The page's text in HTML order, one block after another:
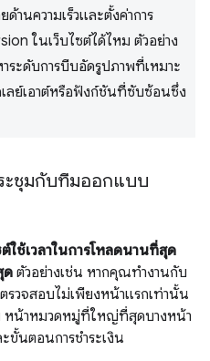
ด้านความเร็วและตั้งค่าการ
ในเว็บไซต์ได้ไหม ตัวอย่าง
ระดับการบีบอัดรูปภาพที่เหมาะ
ลย์เอาต์หรือฟังก์ชันที่ซับซ้อนซึ่ง
ะชุมกับทีมออกแบบ
ใช้เวลาในการโหลดนานที่สุด
ด ตัวอย่างเช่น หากคุณทํางานกับ
รวจสอบไม่เพียงหน้าแรกเท่านั้น
หน้าหมวดหมู่ที่ใหญ่ที่สุดบางหน้า
นตอนการชำระเงิน